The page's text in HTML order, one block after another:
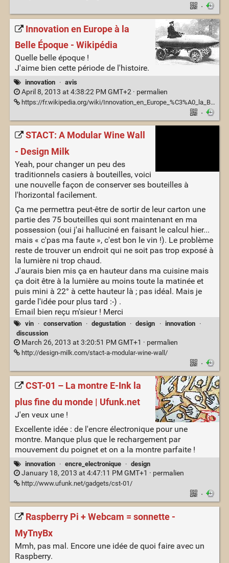
·
Innovation en Europe à la
Belle Époque - Wikipédia
Quelle belle époque !
J'aime bien cette période de l'histoire.
innovation · avis
April 8, 2013 at 4:38:22 PM GMT+2 · permalien
https://fr.wikipedia.org/wiki/Innovation_en_Europe_%C3%A0_la_Belle_%C3%89poque
·
STACT: A Modular Wine Wall
- Design Milk
Yeah, pour changer un peu des
traditionnels casiers à bouteilles, voici
une nouvelle façon de conserver ses bouteilles à
l'horizontal facilement.
Ça me permettra peut-être de sortir de leur carton une
partie des 75 bouteilles qui sont maintenant en ma
possession (oui j'ai halluciné en faisant le calcul hier...
mais « c'pas ma faute », c'est bon le vin !). Le problème
reste de trouver un endroit qui ne soit pas trop exposé à
la lumière ni trop chaud.
J'aurais bien mis ça en hauteur dans ma cuisine mais
ça doit être à la lumière au moins toute la matinée et
puis mini à 22° à cette hauteur là ; pas idéal. Mais je
garde l'idée pour plus tard :-) .
Email bien reçu m'sieur ! Merci
vin · conservation · degustation · design · innovation
·
discussion
March 26, 2013 at 3:20:51 PM GMT+1 · permalien
http://design-milk.com/stact-a-modular-wine-wall/
·
CST-01 – La montre E-Ink la
plus fine du monde | Ufunk.net
J'en veux une !
Excellente idée : de l'encre électronique pour une
montre. Manque plus que le rechargement par
mouvement du poignet et on a la montre parfaite !
innovation · encre_electronique · design
January 18, 2013 at 4:47:11 PM GMT+1 · permalien
http://www.ufunk.net/gadgets/cst-01/
·
Raspberry Pi + Webcam = sonnette -
MyTnyBx
Mmh, pas mal. Encore une idée de quoi faire avec un
Raspberry.